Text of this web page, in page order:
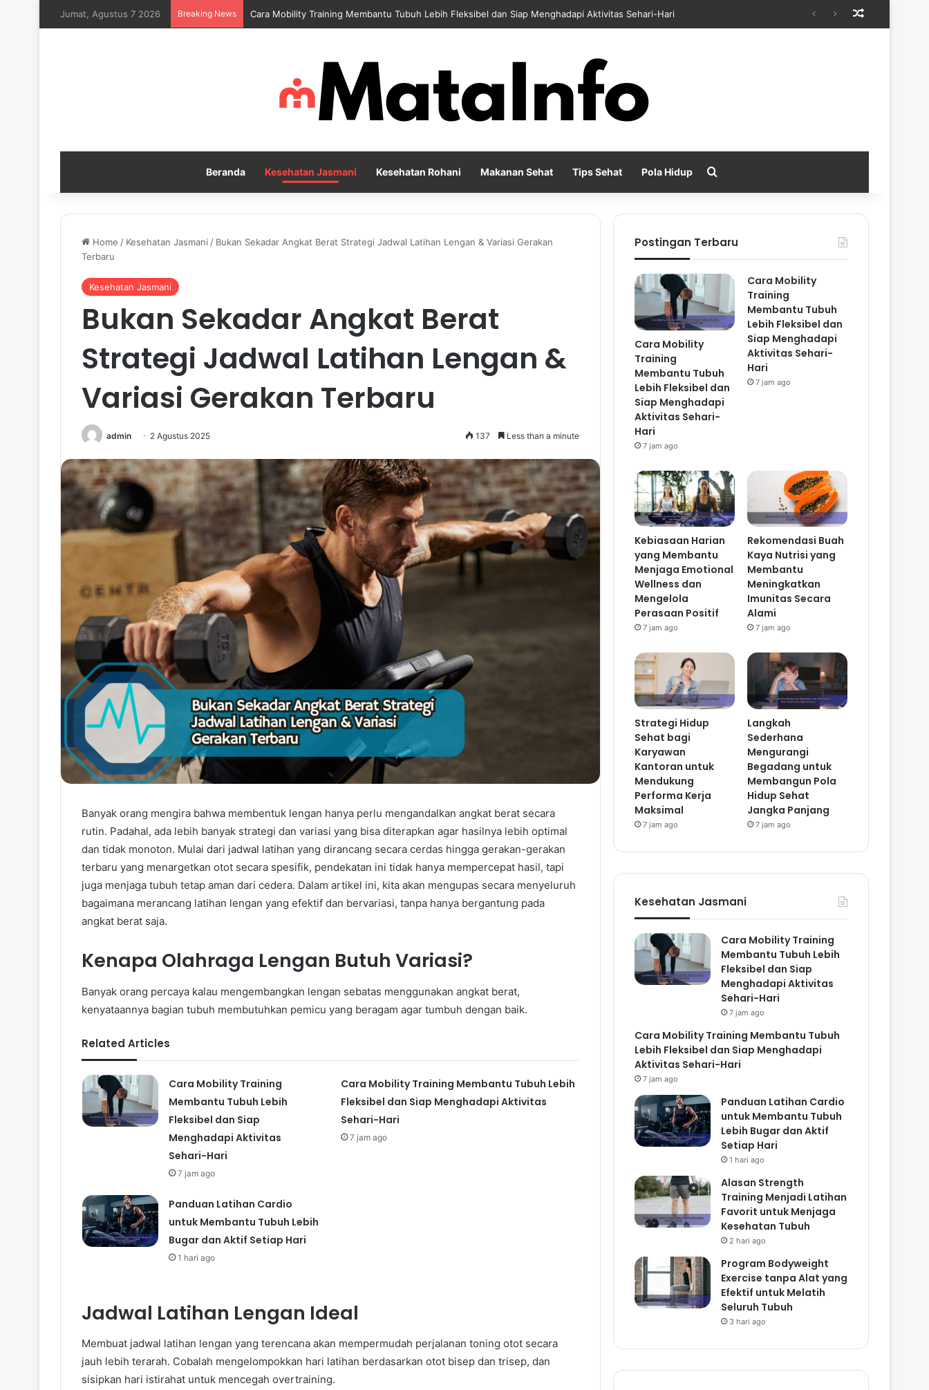
Jumat, Agustus 7 2026 Breaking News Cara Mobility Training Membantu Tubuh Lebih Fleksibel dan Siap Menghadapi Aktivitas Sehari-Hari
Beranda Kesehatan Jasmani Kesehatan Rohani Makanan Sehat Tips Sehat Pola Hidup
Home / Kesehatan Jasmani / Bukan Sekadar Angkat Berat Strategi Jadwal Latihan Lengan & Variasi Gerakan
Terbaru
Kesehatan Jasmani
Bukan Sekadar Angkat Berat
Strategi Jadwal Latihan Lengan &
Variasi Gerakan Terbaru
admin 2 Agustus 2025 137 Less than a minute
Banyak orang mengira bahwa membentuk lengan hanya perlu mengandalkan angkat berat secara
rutin. Padahal, ada lebih banyak strategi dan variasi yang bisa diterapkan agar hasilnya lebih optimal
dan tidak monoton. Mulai dari jadwal latihan yang dirancang secara cerdas hingga gerakan-gerakan
terbaru yang menargetkan otot secara spesifik, pendekatan ini tidak hanya mempercepat hasil, tapi
juga menjaga tubuh tetap aman dari cedera. Dalam artikel ini, kita akan mengupas secara menyeluruh
bagaimana merancang latihan lengan yang efektif dan bervariasi, tanpa hanya bergantung pada
angkat berat saja.
Kenapa Olahraga Lengan Butuh Variasi?
Banyak orang percaya kalau mengembangkan lengan sebatas menggunakan angkat berat,
kenyataannya bagian tubuh membutuhkan pemicu yang beragam agar tumbuh dengan baik.
Related Articles
Cara Mobility Training
Membantu Tubuh Lebih
Fleksibel dan Siap
Menghadapi Aktivitas
Sehari-Hari
7 jam ago
Cara Mobility Training Membantu Tubuh Lebih
Fleksibel dan Siap Menghadapi Aktivitas
Sehari-Hari
7 jam ago
Panduan Latihan Cardio
untuk Membantu Tubuh Lebih
Bugar dan Aktif Setiap Hari
1 hari ago
Jadwal Latihan Lengan Ideal
Membuat jadwal latihan lengan yang terencana akan mempermudah perjalanan toning otot secara
jauh lebih terarah. Cobalah mengelompokkan hari latihan berdasarkan otot bisep dan trisep, dan
sisipkan hari istirahat untuk mencegah overtraining.
Postingan Terbaru
Cara Mobility
Training
Membantu Tubuh
Lebih Fleksibel dan
Siap Menghadapi
Aktivitas Sehari-
Hari
7 jam ago
Cara Mobility
Training
Membantu Tubuh
Lebih Fleksibel dan
Siap Menghadapi
Aktivitas Sehari-
Hari
7 jam ago
Kebiasaan Harian
yang Membantu
Menjaga Emotional
Wellness dan
Mengelola
Perasaan Positif
7 jam ago
Rekomendasi Buah
Kaya Nutrisi yang
Membantu
Meningkatkan
Imunitas Secara
Alami
7 jam ago
Strategi Hidup
Sehat bagi
Karyawan
Kantoran untuk
Mendukung
Performa Kerja
Maksimal
7 jam ago
Langkah
Sederhana
Mengurangi
Begadang untuk
Membangun Pola
Hidup Sehat
Jangka Panjang
7 jam ago
Kesehatan Jasmani
Cara Mobility Training
Membantu Tubuh Lebih
Fleksibel dan Siap
Menghadapi Aktivitas
Sehari-Hari
7 jam ago
Cara Mobility Training Membantu Tubuh
Lebih Fleksibel dan Siap Menghadapi
Aktivitas Sehari-Hari
7 jam ago
Panduan Latihan Cardio
untuk Membantu Tubuh
Lebih Bugar dan Aktif
Setiap Hari
1 hari ago
Alasan Strength
Training Menjadi Latihan
Favorit untuk Menjaga
Kesehatan Tubuh
2 hari ago
Program Bodyweight
Exercise tanpa Alat yang
Efektif untuk Melatih
Seluruh Tubuh
3 hari ago